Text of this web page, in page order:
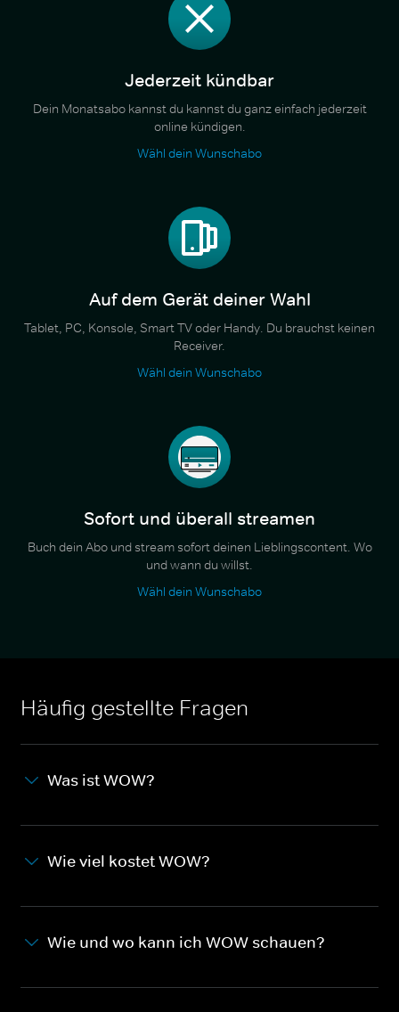
Jederzeit kündbar
Dein Monatsabo kannst du kannst du ganz einfach jederzeit
online kündigen.
Wähl dein Wunschabo
Auf dem Gerät deiner Wahl
Tablet, PC, Konsole, Smart TV oder Handy. Du brauchst keinen
Receiver.
Wähl dein Wunschabo
Sofort und überall streamen
Buch dein Abo und stream sofort deinen Lieblingscontent. Wo
und wann du willst.
Wähl dein Wunschabo
Häufig gestellte Fragen
Was ist WOW?
Wie viel kostet WOW?
Wie und wo kann ich WOW schauen?